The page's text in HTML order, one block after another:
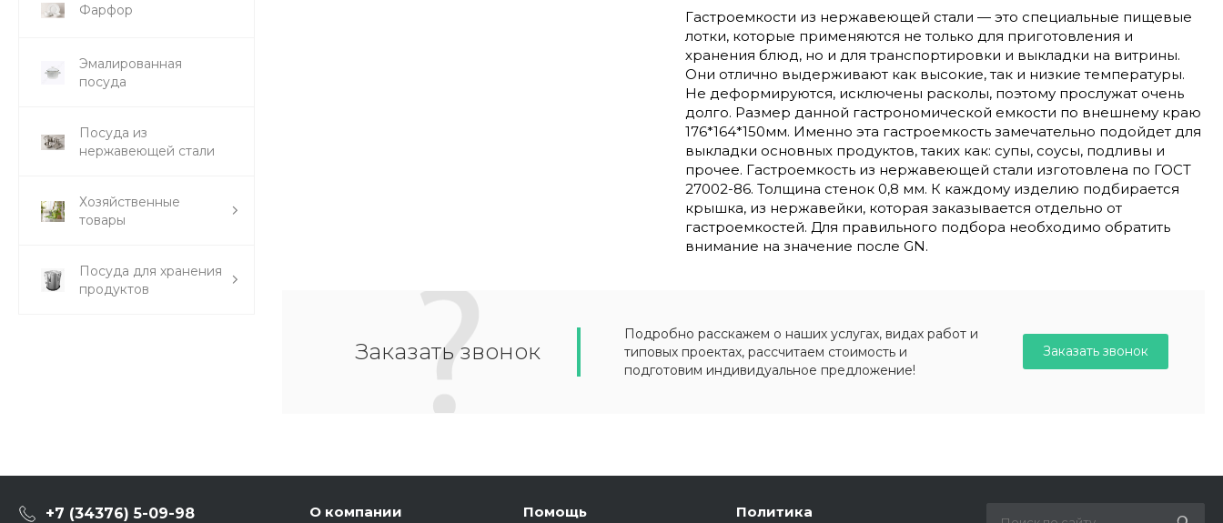
Фарфор
Эмалированная
посуда
Посуда из
нержавеющей стали
Хозяйственные
товары
Посуда для хранения
продуктов
Гастроемкости из нержавеющей стали — это специальные пищевые
лотки, которые применяются не только для приготовления и
хранения блюд, но и для транспортировки и выкладки на витрины.
Они отлично выдерживают как высокие, так и низкие температуры.
Не деформируются, исключены расколы, поэтому прослужат очень
долго. Размер данной гастрономической емкости по внешнему краю
176*164*150мм. Именно эта гастроемкость замечательно подойдет для
выкладки основных продуктов, таких как: супы, соусы, подливы и
прочее. Гастроемкость из нержавеющей стали изготовлена по ГОСТ
27002-86. Толщина стенок 0,8 мм. К каждому изделию подбирается
крышка, из нержавейки, которая заказывается отдельно от
гастроемкостей. Для правильного подбора необходимо обратить
внимание на значение после GN.
Заказать звонок
Подробно расскажем о наших услугах, видах работ и
типовых проектах, рассчитаем стоимость и
подготовим индивидуальное предложение!
Заказать звонок
+7 (34376) 5-09-98 О компании Помощь
Политика